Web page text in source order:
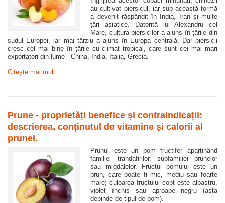
au cultivat piersicul, iar sub această formă
a devenit răspândit în India, Iran și multe
țări asiatice. Datorită lui Alexandru cel
Mare, cultura piersicilor a ajuns în țările din
sudul Europei, iar mai târziu a ajuns în Europa centrală. Dar piersicii
cresc cel mai bine în țările cu climat tropical, care sunt cei mai mari
exportatori din lume - China, India, Italia, Grecia.
Citeşte mai mult...
Prune - proprietăți benefice și contraindicații:
descrierea, conținutul de vitamine și calorii al
prunei.
Prunul este un pom fructifer aparținând
familiei trandafirilor, subfamiliei prunelor
sau migdalelor. Fructul pomului este un
prun, care poate fi mic, mediu sau foarte
mare; culoarea fructului copt este albastru,
violet închis sau aproape negru (asta
depinde de tipul de pom).